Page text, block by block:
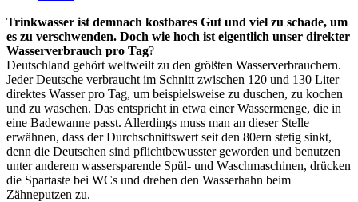
Trinkwasser ist demnach kostbares Gut und viel zu schade, um
es zu verschwenden. Doch wie hoch ist eigentlich unser direkter
Wasserverbrauch pro Tag?
Deutschland gehört weltweilt zu den größten Wasserverbrauchern.
Jeder Deutsche verbraucht im Schnitt zwischen 120 und 130 Liter
direktes Wasser pro Tag, um beispielsweise zu duschen, zu kochen
und zu waschen. Das entspricht in etwa einer Wassermenge, die in
eine Badewanne passt. Allerdings muss man an dieser Stelle
erwähnen, dass der Durchschnittswert seit den 80ern stetig sinkt,
denn die Deutschen sind pflichtbewusster geworden und benutzen
unter anderem wassersparende Spül- und Waschmaschinen, drücken
die Spartaste bei WCs und drehen den Wasserhahn beim
Zähneputzen zu.